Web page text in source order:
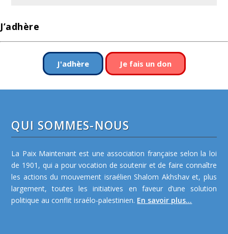
J’adhère
J'adhère Je fais un don
QUI SOMMES-NOUS
La Paix Maintenant est une association française selon la loi
de 1901, qui a pour vocation de soutenir et de faire connaître
les actions du mouvement israélien Shalom Akhshav et, plus
largement, toutes les initiatives en faveur d’une solution
politique au conflit israélo-palestinien. En savoir plus...